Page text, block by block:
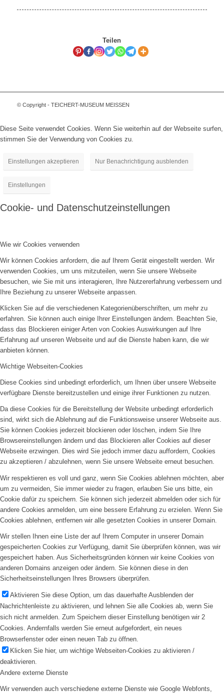
Teilen
© Copyright - TEICHERT-MUSEUM MEISSEN
Diese Seite verwendet Cookies. Wenn Sie weiterhin auf der Webseite surfen,
stimmen Sie der Verwendung von Cookies zu.
Einstellungen akzeptieren Nur Benachrichtigung ausblenden
Einstellungen
Cookie- und Datenschutzeinstellungen
Wie wir Cookies verwenden
Wir können Cookies anfordern, die auf Ihrem Gerät eingestellt werden. Wir
verwenden Cookies, um uns mitzuteilen, wenn Sie unsere Webseite
besuchen, wie Sie mit uns interagieren, Ihre Nutzererfahrung verbessern und
Ihre Beziehung zu unserer Webseite anpassen.
Klicken Sie auf die verschiedenen Kategorienüberschriften, um mehr zu
erfahren. Sie können auch einige Ihrer Einstellungen ändern. Beachten Sie,
dass das Blockieren einiger Arten von Cookies Auswirkungen auf Ihre
Erfahrung auf unseren Webseite und auf die Dienste haben kann, die wir
anbieten können.
Wichtige Webseiten-Cookies
Diese Cookies sind unbedingt erforderlich, um Ihnen über unsere Webseite
verfügbare Dienste bereitzustellen und einige ihrer Funktionen zu nutzen.
Da diese Cookies für die Bereitstellung der Website unbedingt erforderlich
sind, wirkt sich die Ablehnung auf die Funktionsweise unserer Webseite aus.
Sie können Cookies jederzeit blockieren oder löschen, indem Sie Ihre
Browsereinstellungen ändern und das Blockieren aller Cookies auf dieser
Webseite erzwingen. Dies wird Sie jedoch immer dazu auffordern, Cookies
zu akzeptieren / abzulehnen, wenn Sie unsere Webseite erneut besuchen.
Wir respektieren es voll und ganz, wenn Sie Cookies ablehnen möchten, aber
um zu vermeiden, Sie immer wieder zu fragen, erlauben Sie uns bitte, ein
Cookie dafür zu speichern. Sie können sich jederzeit abmelden oder sich für
andere Cookies anmelden, um eine bessere Erfahrung zu erzielen. Wenn Sie
Cookies ablehnen, entfernen wir alle gesetzten Cookies in unserer Domain.
Wir stellen Ihnen eine Liste der auf Ihrem Computer in unserer Domain
gespeicherten Cookies zur Verfügung, damit Sie überprüfen können, was wir
gespeichert haben. Aus Sicherheitsgründen können wir keine Cookies von
anderen Domains anzeigen oder ändern. Sie können diese in den
Sicherheitseinstellungen Ihres Browsers überprüfen.
Aktivieren Sie diese Option, um das dauerhafte Ausblenden der
Nachrichtenleiste zu aktivieren, und lehnen Sie alle Cookies ab, wenn Sie
sich nicht anmelden. Zum Speichern dieser Einstellung benötigen wir 2
Cookies. Andernfalls werden Sie erneut aufgefordert, ein neues
Browserfenster oder einen neuen Tab zu öffnen.
Klicken Sie hier, um wichtige Webseiten-Cookies zu aktivieren /
deaktivieren.
Andere externe Dienste
Wir verwenden auch verschiedene externe Dienste wie Google Webfonts,